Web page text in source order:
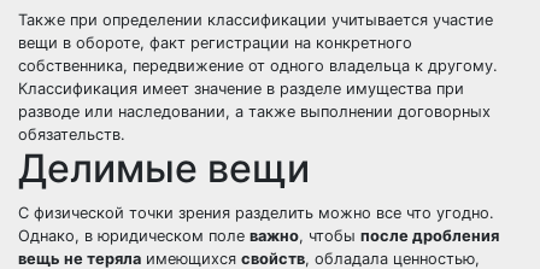
Также при определении классификации учитывается участие
вещи в обороте, факт регистрации на конкретного
собственника, передвижение от одного владельца к другому.
Классификация имеет значение в разделе имущества при
разводе или наследовании, а также выполнении договорных
обязательств.
Делимые вещи
С физической точки зрения разделить можно все что угодно.
Однако, в юридическом поле важно, чтобы после дробления
вещь не теряла имеющихся свойств, обладала ценностью,